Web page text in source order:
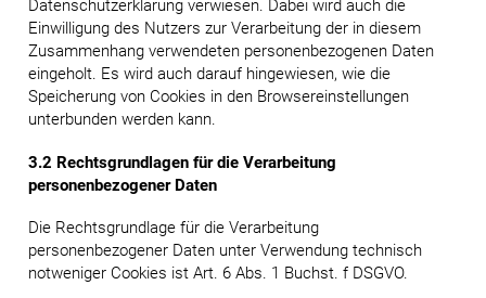
Datenschutzerklärung verwiesen. Dabei wird auch die
Einwilligung des Nutzers zur Verarbeitung der in diesem
Zusammenhang verwendeten personenbezogenen Daten
eingeholt. Es wird auch darauf hingewiesen, wie die
Speicherung von Cookies in den Browsereinstellungen
unterbunden werden kann.
3.2 Rechtsgrundlagen für die Verarbeitung
personenbezogener Daten
Die Rechtsgrundlage für die Verarbeitung
personenbezogener Daten unter Verwendung technisch
notweniger Cookies ist Art. 6 Abs. 1 Buchst. f DSGVO.